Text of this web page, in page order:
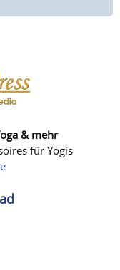
& mehr
für Yogis